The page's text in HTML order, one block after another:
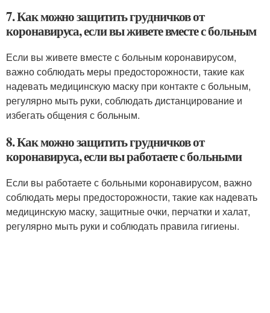
7. Как можно защитить грудничков от
коронавируса, если вы живете вместе с больным
Если вы живете вместе с больным коронавирусом,
важно соблюдать меры предосторожности, такие как
надевать медицинскую маску при контакте с больным,
регулярно мыть руки, соблюдать дистанцирование и
избегать общения с больным.
8. Как можно защитить грудничков от
коронавируса, если вы работаете с больными
Если вы работаете с больными коронавирусом, важно
соблюдать меры предосторожности, такие как надевать
медицинскую маску, защитные очки, перчатки и халат,
регулярно мыть руки и соблюдать правила гигиены.